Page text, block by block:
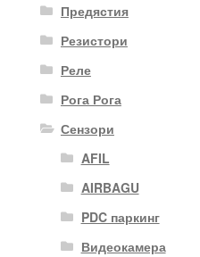
Предястия
Резистори
Реле
Рога Рога
Сензори
AFIL
AIRBAGU
PDC паркинг
Видеокамера